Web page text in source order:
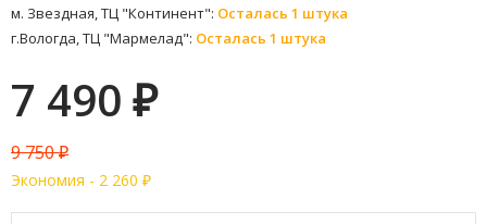
м. Звездная, ТЦ "Континент": Осталась 1 штука
г.Вологда, ТЦ "Мармелад": Осталась 1 штука
7 490 ₽
9 750₽
Экономия - 2 260 ₽